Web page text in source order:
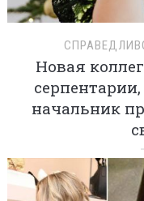
Новая
начальник